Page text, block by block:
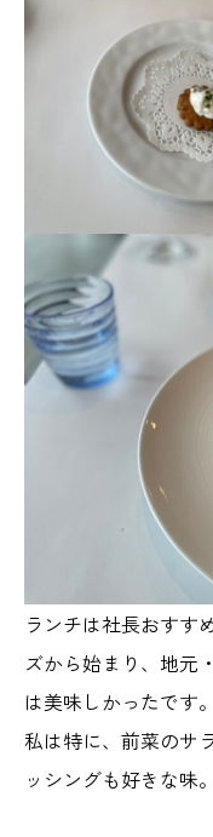
ランチは社長おすす
ズから始まり、地元
は美味しかったです。
私は特に、前菜のサ
ッシングも好きな味